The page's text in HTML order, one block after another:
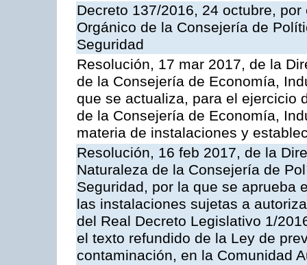
Decreto 137/2016, 24 octubre,
Orgánico de la Consejería de
Seguridad
Resolución, 17 mar 2017, de la
de la Consejería de Economía,
que se actualiza, para el ejercicio
de la Consejería de Economía,
materia de instalaciones y
Resolución, 16 feb 2017, de la
Naturaleza de la Consejería de
Seguridad, por la que se aprueba
las instalaciones sujetas a
del Real Decreto Legislativo 1/
el texto refundido de la Ley de
contaminación, en la Comunidad